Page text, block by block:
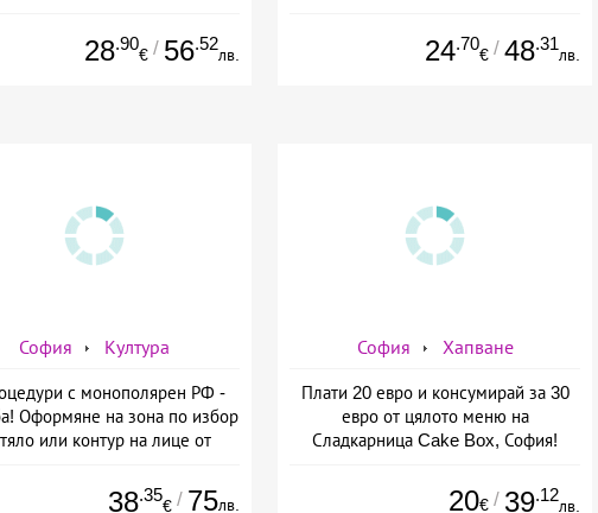
28.90
€ / 56.52
лв. 24.70
€ / 48.31
лв.
София Култура
с монополярен РФ -
Оформяне на зона по избор
или контур на лице от
38.35
€ / 75лв.
София Хапване
Плати 20 евро и консумирай за 30
евро от цялото меню на
Сладкарница Cake Box, София!
20€ / 39.12
лв.